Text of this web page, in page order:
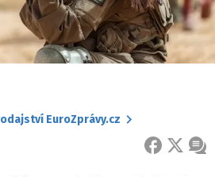
EuroZprávy.cz
FACEBOOK
X